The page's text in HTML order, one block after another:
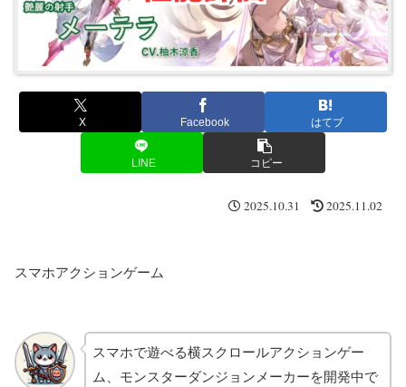
X Facebook はてブ
LINE コピー
2025.10.31 2025.11.02
スマホアクションゲーム
スマホで遊べる横スクロールアクションゲー
ム、モンスターダンジョンメーカーを開発中で